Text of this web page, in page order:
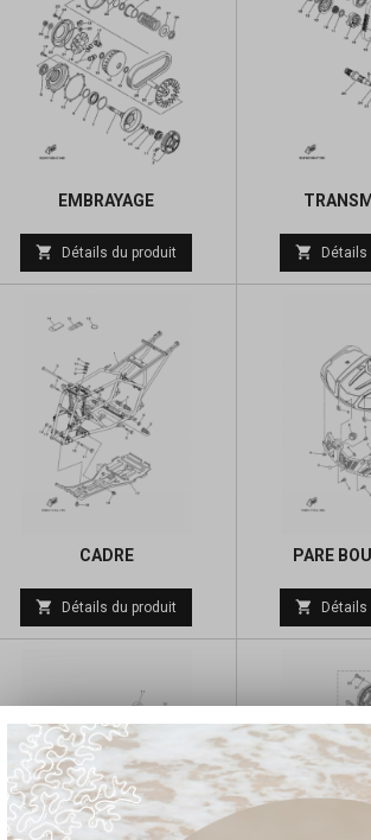
EMBRAYAGE
Prix
de
 Détails du produit  Détails
CADRE
Prix
de
 Détails du produit
PARE
 Détails